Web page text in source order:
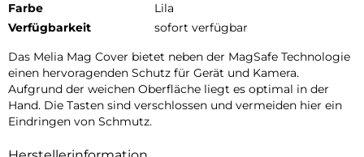
Farbe
Lila
Verfügbarkeit
sofort verfügbar
Das Melia Mag Cover bietet neben der MagSafe Technologie
einen hervoragenden Schutz für Gerät und Kamera.
Aufgrund der weichen Oberfläche liegt es optimal in der
Hand. Die Tasten sind verschlossen und vermeiden hier ein
Eindringen von Schmutz.